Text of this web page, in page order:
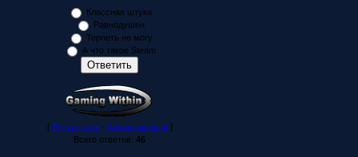
Классная штука
Равнодушен
Терпеть не могу
А что такое Steam
[ Результаты· Архив опросов]
Всего ответов: 46